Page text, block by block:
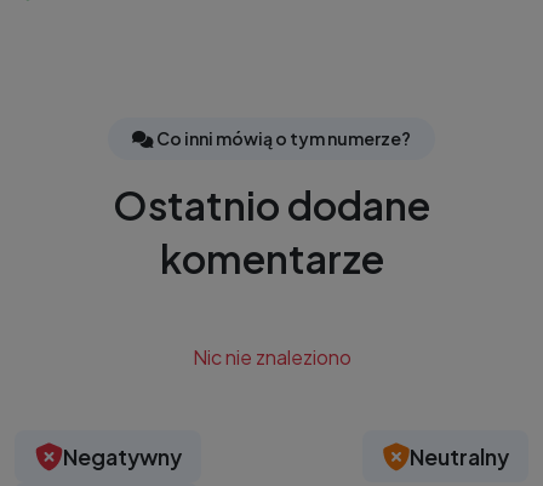
Co inni mówią o tym numerze?
Ostatnio dodane
komentarze
Nic nie znaleziono
Negatywny
Neutralny